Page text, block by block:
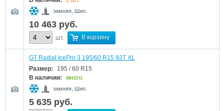
зимняя, Шип.
10 463 руб.
шт. В корзину
GT Radial IcePro 3 195/60 R15 92T XL
Размер:
195 / 60 R15
В наличии:
много
зимняя, Шип.
5 635 руб.